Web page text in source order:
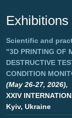
Scientific and
"3D PRINTING OF
DESTRUCTIVE
CONDITION
(May 26-27, 2026),
XXIV
Kyiv, Ukraine